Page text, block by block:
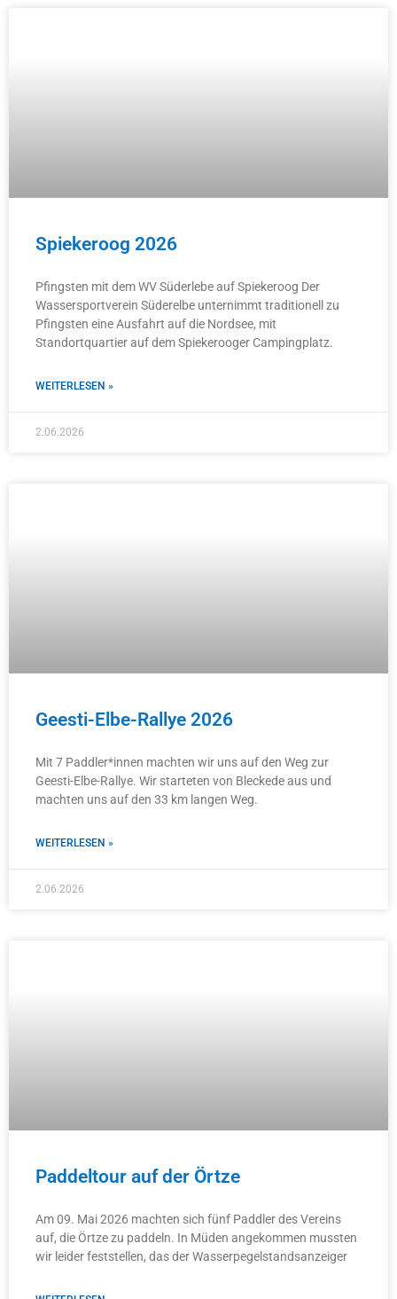
Spiekeroog 2026
Pfingsten mit dem WV Süderlebe auf Spiekeroog Der
Wassersportverein Süderelbe unternimmt traditionell zu
Pfingsten eine Ausfahrt auf die Nordsee, mit
Standortquartier auf dem Spiekerooger Campingplatz.
WEITERLESEN »
2.06.2026
Geesti-Elbe-Rallye 2026
Mit 7 Paddler*innen machten wir uns auf den Weg zur
Geesti-Elbe-Rallye. Wir starteten von Bleckede aus und
machten uns auf den 33 km langen Weg.
WEITERLESEN »
2.06.2026
Paddeltour auf der Örtze
Am 09. Mai 2026 machten sich fünf Paddler des Vereins
auf, die Örtze zu paddeln. In Müden angekommen mussten
wir leider feststellen, das der Wasserpegelstandsanzeiger